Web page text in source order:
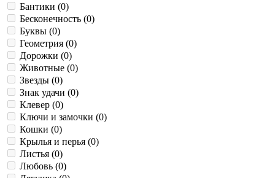
Бантики (0)
Бесконечность (0)
Буквы (0)
Геометрия (0)
Дорожки (0)
Животные (0)
Звезды (0)
Знак удачи (0)
Клевер (0)
Ключи и замочки (0)
Кошки (0)
Крылья и перья (0)
Листья (0)
Любовь (0)